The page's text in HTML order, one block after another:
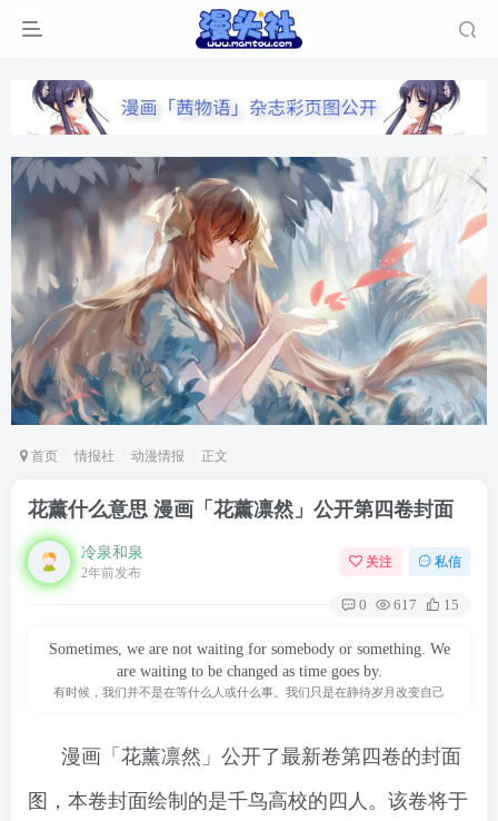
首页 情报社 动漫情报 正文
花薰什么意思 漫画「花薰凛然」公开第四卷封面
冷泉和泉
2年前发布
关注 私信
0 617 15
Sometimes, we are not waiting for somebody or something. We
are waiting to be changed as time goes by.
有时候，我们并不是在等什么人或什么事。我们只是在静待岁月改变自己
漫画「花薰凛然」公开了最新卷第四卷的封面
图，本卷封面绘制的是千鸟高校的四人。该卷将于